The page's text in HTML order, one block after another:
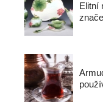
Elitní